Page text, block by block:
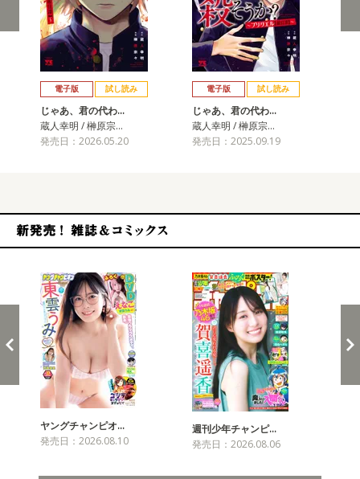
電子版 試し読み
じゃあ、君の代わ…
蔵人幸明 / 榊原宗…
発売日：2026.05.20
電子版 試し読み
じゃあ、君の代わ…
蔵人幸明 / 榊原宗…
発売日：2025.09.19
ヤングチャンピオ…
発売日：2026.08.10
週刊少年チャンピ…
発売日：2026.08.06